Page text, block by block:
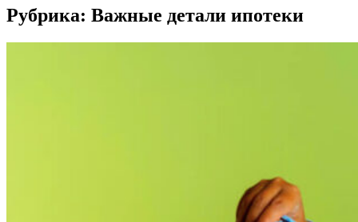
Рубрика: Важные детали ипотеки